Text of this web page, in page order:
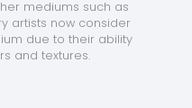
mediums such as
artists now consider
due to their ability
and textures.